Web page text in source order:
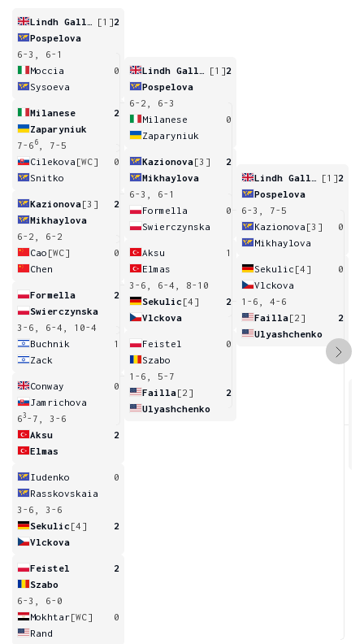
[1]2
Pospelova
6-3, 6-1
Moccia
0
Sysoeva
Milanese
2
Zaparyniuk
7-6 6
, 7-5
Cilekova [WC]
0
Snitko
Kazionova[3]
2
Mikhaylova
6-2, 6-2
Cao [WC]
0
Chen
Formella
2
Swierczynska
3-6, 6-4, 10-4
Buchnik
1
Zack
Conway
0
Jamrichova
63 -7, 3-6
Aksu
2
Elmas
Iudenko
0
Rasskovskaia
3-6, 3-6
Sekulic [4]
2
Vlckova
Feistel
2
Szabo
6-3, 6-0
Mokhtar[WC]
0
Rand
[1]2
Pospelova
6-2, 6-3
Milanese
0
Zaparyniuk
Kazionova[3]
2
Mikhaylova
6-3, 6-1
Formella
0
Swierczynska
Aksu
1
Elmas
3-6, 6-4, 8-10
Sekulic [4]
2
Vlckova
Feistel
0
Szabo
1-6, 5-7
Failla[2]
2
Ulyashchenko
[1]2
Pospelova
6-3, 7-5
Kazionova [3]
0
Mikhaylova
Sekulic [4]
0
Vlckova
1-6, 4-6
Failla[2]
2
Ulyashchenko